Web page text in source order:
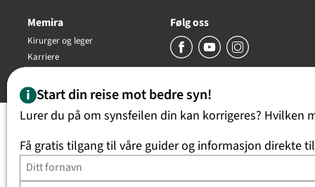
Memira
Kirurger og leger
Karriere
Følg oss
Start din reise mot bedre syn!
Lurer du på om synsfeilen din kan korrigeres? Hvilken
Få gratis tilgang til våre guider og informasjon direkte